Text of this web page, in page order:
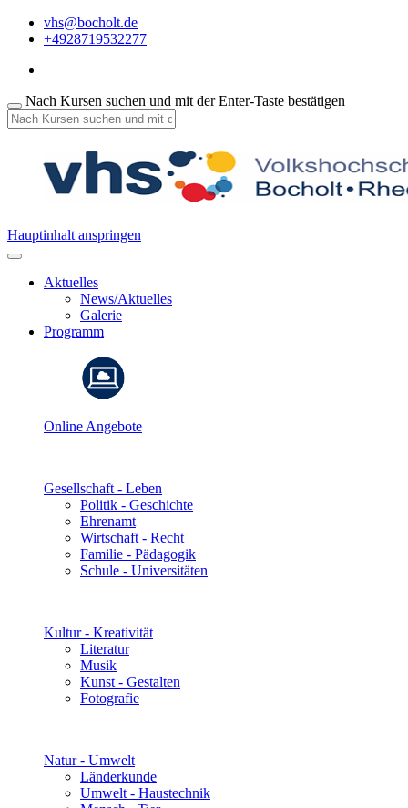
vhs@bocholt.de
+4928719532277
Nach Kursen suchen und mit der Enter-Taste bestätigen
Hauptinhalt anspringen
Aktuelles
News/Aktuelles
Galerie
Programm
Online Angebote
Gesellschaft - Leben
Politik - Geschichte
Ehrenamt
Wirtschaft - Recht
Familie - Pädagogik
Schule - Universitäten
Kultur - Kreativität
Literatur
Musik
Kunst - Gestalten
Fotografie
Natur - Umwelt
Länderkunde
Umwelt - Haustechnik